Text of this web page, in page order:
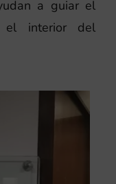
a guiar el
interior del